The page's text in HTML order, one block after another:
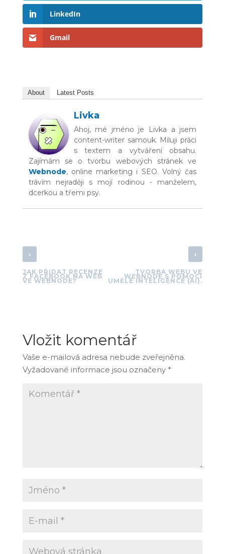
LinkedIn
Gmail
About Latest Posts
Livka
Ahoj, mé jméno je Livka a jsem
content-writer samouk. Miluji práci
s textem a vytváření obsahu.
Zajímám se o tvorbu webových stránek ve
Webnode, online marketing i SEO. Volný čas
trávím nejraději s mojí rodinou - manželem,
dcerkou a třemi psy.
‹
JAK PŘIDAT RECENZE
Z FACEBOOK NA WEB
VE WEBNODE?
›
TVORBA WEBU VE
WEBNODE S POMOCÍ
UMĚLÉ INTELIGENCE (AI).
Vložit komentář
Vaše e-mailová adresa nebude zveřejněna.
Vyžadované informace jsou označeny *